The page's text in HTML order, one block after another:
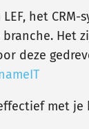
het CRM-
Het
deze
met